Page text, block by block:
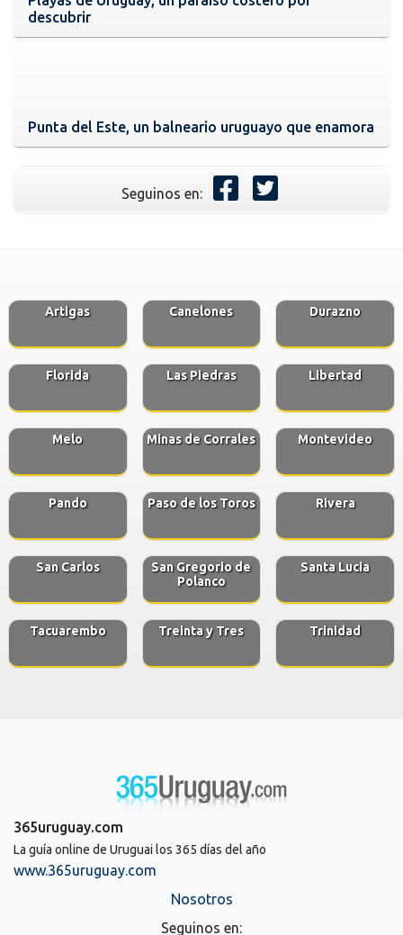
descubrir
Punta del Este, un balneario uruguayo que enamora
Seguinos en:
Artigas Canelones Durazno
Florida Las Piedras Libertad
Melo Minas de Corrales Montevideo
Pando Paso de los Toros Rivera
San Carlos
San Gregorio de
Polanco
Santa Lucia
Tacuarembo Treinta y Tres Trinidad
365uruguay.com
La guía online de Uruguai los 365 días del año
www.365uruguay.com
Nosotros
Seguinos en: